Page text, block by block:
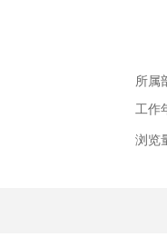
所属
工作
浏览